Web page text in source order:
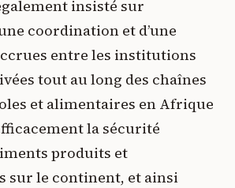
insisté sur
coordination et d’une
entre les institutions
tout au long des chaînes
et alimentaires en Afrique
la sécurité
produits et
sur le continent, et ainsi